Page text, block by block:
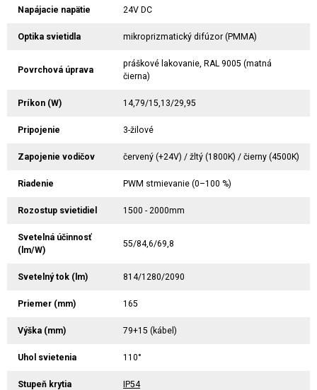
Napájacie napätie 24V DC
Optika svietidla mikroprizmatický difúzor (PMMA)
Povrchová úprava
práškové lakovanie, RAL 9005 (matná
čierna)
Príkon (W) 14,79/15,13/29,95
Pripojenie 3-žilové
Zapojenie vodičov červený (+24V) / žltý (1800K) / čierny (4500K)
Riadenie PWM stmievanie (0–100 %)
Rozostup svietidiel 1500 - 2000mm
Svetelná účinnosť
(lm/W)
55/84,6/69,8
Svetelný tok (lm) 814/1280/2090
Priemer (mm) 165
Výška (mm) 79+15 (kábel)
Uhol svietenia 110°
Stupeň krytia IP54